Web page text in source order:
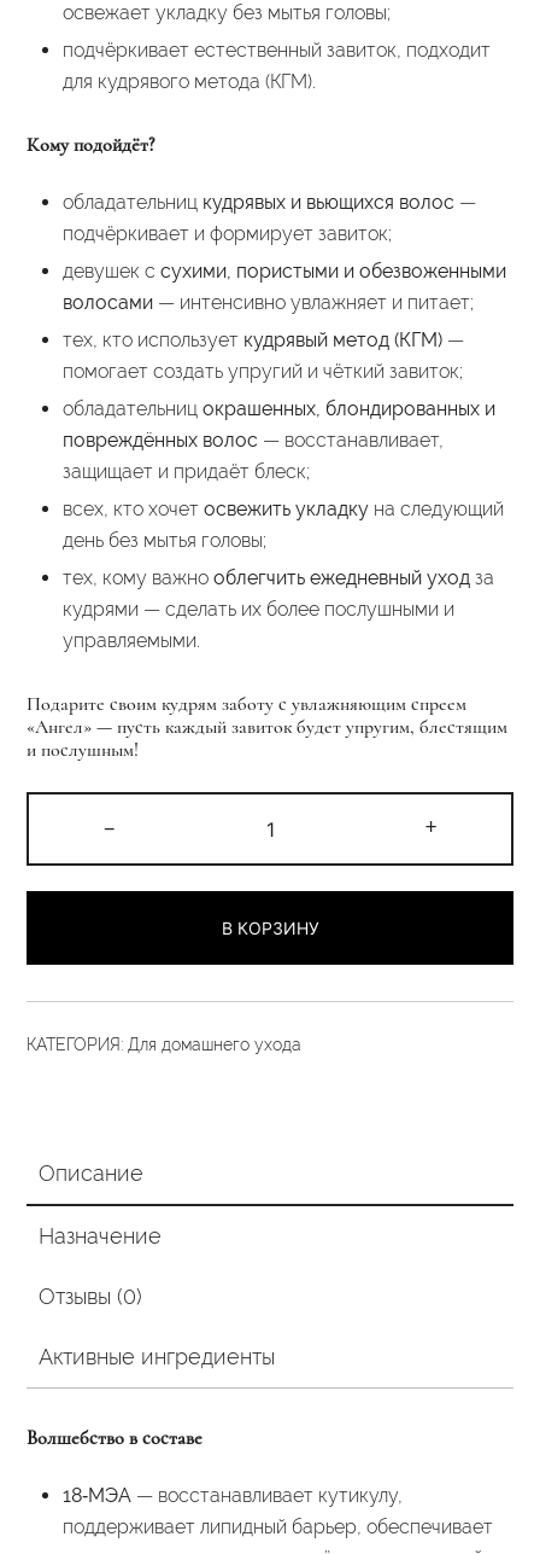
освежает укладку без мытья головы;
подчёркивает естественный завиток, подходит
для кудрявого метода (КГМ).
Кому подойдёт?
обладательниц кудрявых и вьющихся волос —
подчёркивает и формирует завиток;
девушек с сухими, пористыми и обезвоженными
волосами— интенсивно увлажняет и питает;
тех, кто использует кудрявый метод (КГМ)—
помогает создать упругий и чёткий завиток;
обладательниц окрашенных, блондированных и
повреждённых волос — восстанавливает,
защищает и придаёт блеск;
всех, кто хочет освежить укладкуна следующий
день без мытья головы;
тех, кому важно облегчить ежедневный уходза
кудрями — сделать их более послушными и
управляемыми.
Подарите своим кудрям заботу с увлажняющим спреем
«Ангел» — пусть каждый завиток будет упругим, блестящим
и послушным!
-
товара
Спрей
кудрей
«Ангел»
500
+
В КОРЗИНУ
КАТЕГОРИЯ: Для домашнего ухода
Описание
Назначение
Отзывы (0)
Активные ингредиенты
Волшебство в составе
18‑МЭА— восстанавливает кутикулу,
поддерживает липидный барьер, обеспечивает